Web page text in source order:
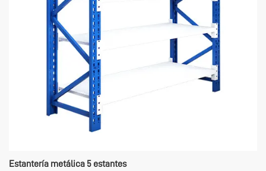
Estantería metálica 5 estantes